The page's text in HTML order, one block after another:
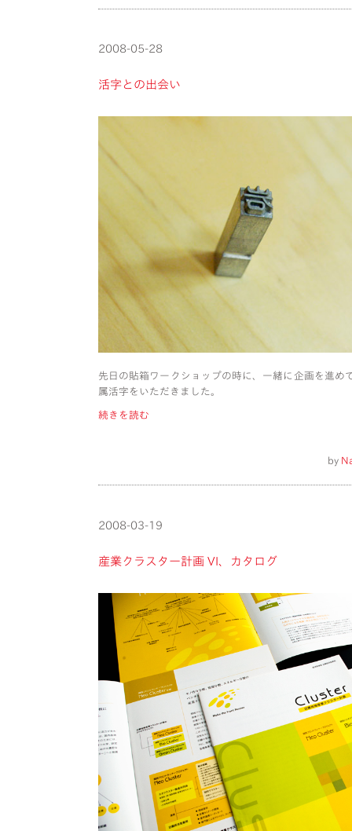
2008-05-28
活字との出会い
先日の貼箱ワークショップの時に、一緒に企画を進め
属活字をいただきました。
続きを読む
by
2008-03-19
産業クラスター計画 VI、カタログ